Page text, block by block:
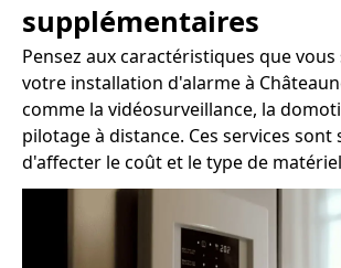
supplémentaires
Pensez aux caractéristiques que
votre installation d'alarme à
comme la vidéosurveillance, la
pilotage à distance. Ces services sont
d'affecter le coût et le type de